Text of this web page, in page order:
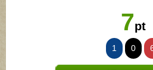
7pt
1 0